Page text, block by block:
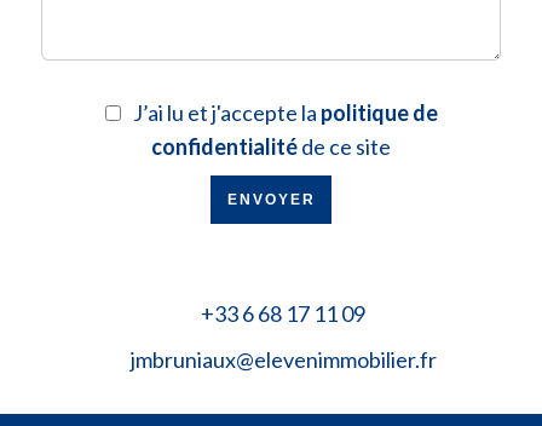
J’ai lu et j'accepte la politique de
confidentialitéde ce site
ENVOYER
+33 6 68 17 11 09
jmbruniaux@elevenimmobilier.fr